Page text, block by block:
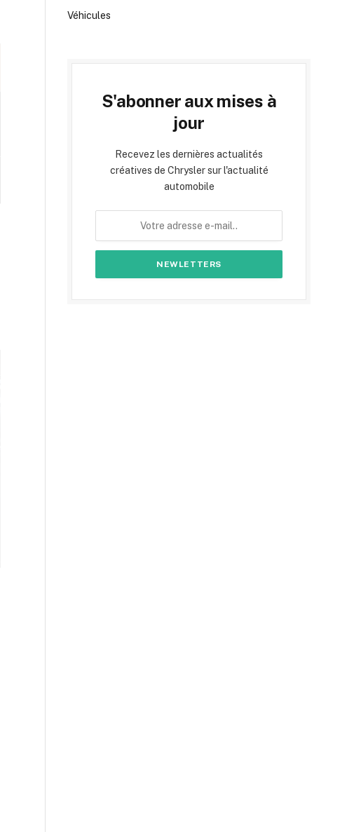
Véhicules
S'abonner aux mises à
jour
Recevez les dernières actualités
créatives de Chrysler sur l'actualité
automobile